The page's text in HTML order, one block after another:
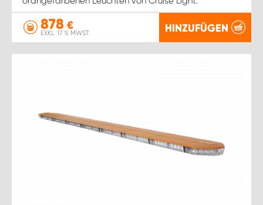
878 €
EXKL. 17 % MWST. HINZUFÜGEN